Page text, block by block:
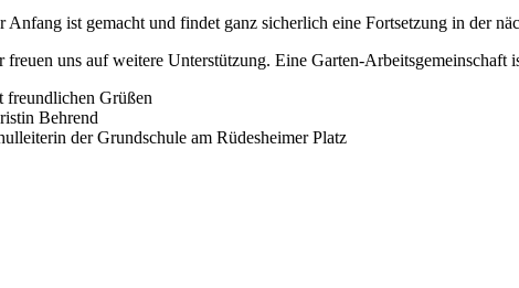
Anfang ist gemacht und findet ganz sicherlich eine Fortsetzung in der
freuen uns auf weitere Unterstützung. Eine Garten-
freundlichen Grüßen
Behrend
der Grundschule am Rüdesheimer Platz